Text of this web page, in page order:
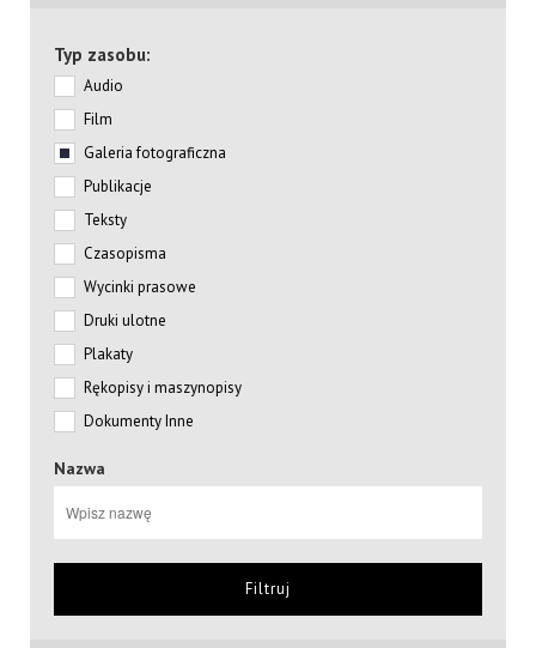
Typ zasobu:
Audio
Film
Galeria fotograficzna
Publikacje
Teksty
Czasopisma
Wycinki prasowe
Druki ulotne
Plakaty
Rękopisy i maszynopisy
Dokumenty Inne
Nazwa
Filtruj